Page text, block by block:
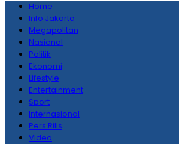
Home
Info Jakarta
Megapolitan
Nasional
Politik
Ekonomi
Lifestyle
Entertainment
Sport
Internasional
Pers Rilis
Video